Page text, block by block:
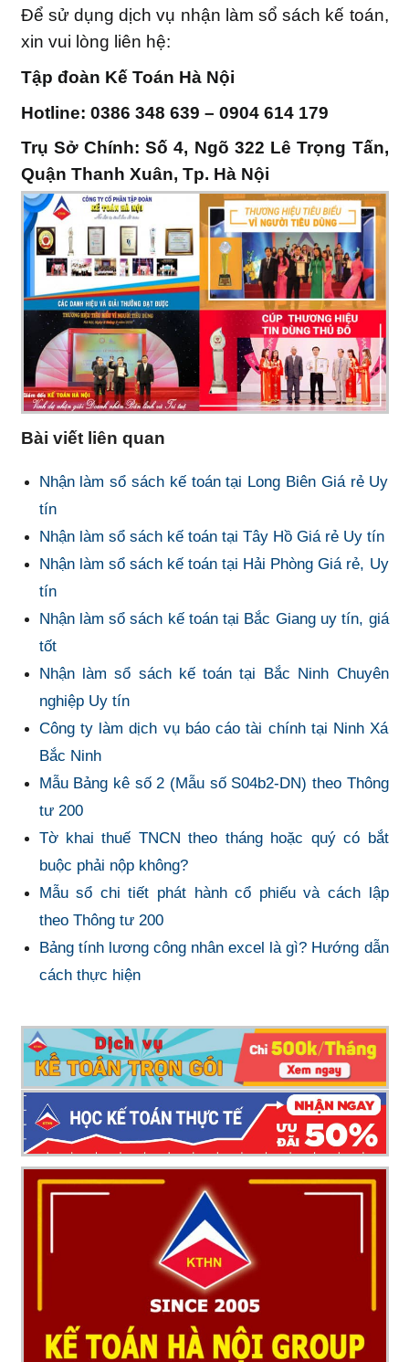
Để sử dụng dịch vụ nhận làm sổ sách kế toán,
xin vui lòng liên hệ:
Tập đoàn Kế Toán Hà Nội
Hotline: 0386 348 639 – 0904 614 179
Trụ Sở Chính: Số 4, Ngõ 322 Lê Trọng Tấn,
Quận Thanh Xuân, Tp. Hà Nội
Bài viết liên quan
Nhận làm sổ sách kế toán tại Long Biên Giá rẻ Uy
tín
Nhận làm sổ sách kế toán tại Tây Hồ Giá rẻ Uy tín
Nhận làm sổ sách kế toán tại Hải Phòng Giá rẻ, Uy
tín
Nhận làm sổ sách kế toán tại Bắc Giang uy tín, giá
tốt
Nhận làm sổ sách kế toán tại Bắc Ninh Chuyên
nghiệp Uy tín
Công ty làm dịch vụ báo cáo tài chính tại Ninh Xá
Bắc Ninh
Mẫu Bảng kê số 2 (Mẫu số S04b2-DN) theo Thông
tư 200
Tờ khai thuế TNCN theo tháng hoặc quý có bắt
buộc phải nộp không?
Mẫu sổ chi tiết phát hành cổ phiếu và cách lập
theo Thông tư 200
Bảng tính lương công nhân excel là gì? Hướng dẫn
cách thực hiện